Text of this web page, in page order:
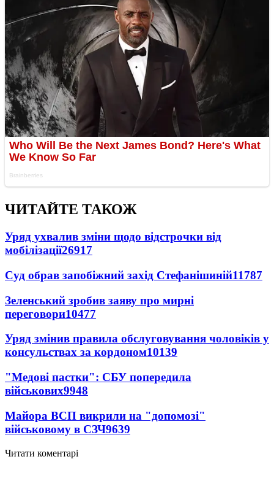
ЧИТАЙТЕ ТАКОЖ
Уряд ухвалив зміни щодо відстрочки від
мобілізації26917
Суд обрав запобіжний захід Стефанішиній11787
Зеленський зробив заяву про мирні
переговори10477
Уряд змінив правила обслуговування чоловіків у
консульствах за кордоном10139
"Медові пастки": СБУ попередила
військових9948
Майора ВСП викрили на "допомозі"
військовому в СЗЧ9639
Читати коментарі